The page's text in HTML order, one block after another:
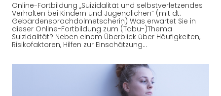
Online-Fortbildung „Suizidalität und selbstverletzendes
Verhalten bei Kindern und Jugendlichen“ (mit dt.
Gebärdensprachdolmetscherin) Was erwartet Sie in
dieser Online-Fortbildung zum (Tabu-)Thema
Suizidalität? Neben einem Überblick über Häufigkeiten,
Risikofaktoren, Hilfen zur Einschätzung…